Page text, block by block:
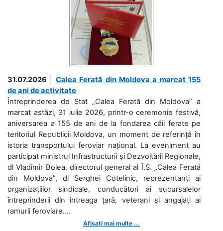
31.07.2026
Calea Ferată din Moldova a marcat 155
de ani de activitate
Întreprinderea de Stat „Calea Ferată din Moldova” a
marcat astăzi, 31 iulie 2026, printr-o ceremonie festivă,
aniversarea a 155 de ani de la fondarea căii ferate pe
teritoriul Republicii Moldova, un moment de referință în
istoria transportului feroviar național. La eveniment au
participat ministrul Infrastructurii și Dezvoltării Regionale,
dl Vladimir Bolea, directorul general al Î.S. „Calea Ferată
din Moldova”, dl Serghei Cotelinic, reprezentanți ai
organizațiilor sindicale, conducători ai sucursalelor
întreprinderii din întreaga țară, veterani și angajați ai
ramurii feroviare....
Afișați mai multe ...